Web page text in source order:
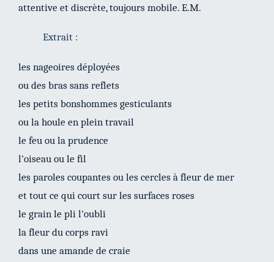
attentive et discrète, toujours mobile. E.M.
Extrait :
les nageoires déployées
ou des bras sans reflets
les petits bonshommes gesticulants
ou la houle en plein travail
le feu ou la prudence
l'oiseau ou le fil
les paroles coupantes ou les cercles à fleur de mer
et tout ce qui court sur les surfaces roses
le grain le pli l'oubli
la fleur du corps ravi
dans une amande de craie